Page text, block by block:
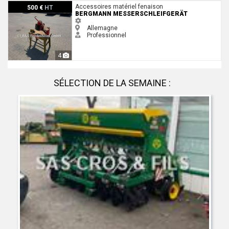
500 € HT
4
Bergmann MesserschleifgerätAccessoires matériel fenaison
BERGMANN MESSERSCHLEIFGERÄT
Allemagne
Professionnel
SÉLECTION DE LA SEMAINE :